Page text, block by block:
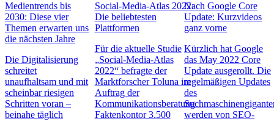
Medientrends bis
2030: Diese vier
Themen erwarten uns
die nächsten Jahre
Die Digitalisierung
schreitet
unaufhaltsam und mit
scheinbar riesigen
Schritten voran –
beinahe täglich
Social-Media-Atlas 2022:
Die beliebtesten
Plattformen
Für die aktuelle Studie
„Social-Media-Atlas
2022“ befragte der
Marktforscher Toluna im
Auftrag der
Kommunikationsberatung
Faktenkontor 3.500
Nach Google Core
Update: Kurzvideos
ganz vorne
Kürzlich hat Google
das May 2022 Core
Update ausgerollt. Die
regelmäßigen Updates
des
werden von SEO-